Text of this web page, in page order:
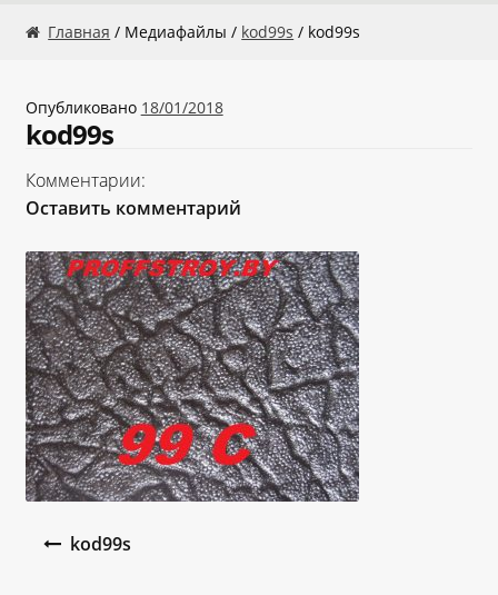
Главная
«Карта FUN»
«Карта МАГНИТ»
«Карта Покупок»
«Карта Халва»
Доставка
Каталог
Контакты
Главная / Медиафайлы / kod99s / kod99s
Опубликовано 18/01/2018
kod99s
Комментарии:
Оставить комментарий
Навигация по записям
kod99s